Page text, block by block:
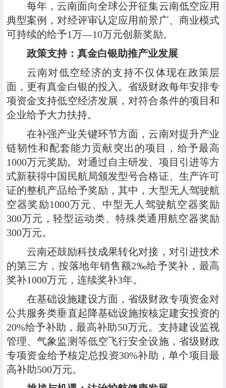
每年，云南面向全球公开征集云南低空应用
典型案例，对经评审认定应用前景广、商业模式
可持续的给予1万—10万元创新奖励。
政策支持：真金白银助推产业发展
云南对低空经济的支持不仅体现在政策层
面，更有真金白银的投入。省级财政每年安排专
项资金支持低空经济发展，对符合条件的项目和
企业给予大力扶持。
在补强产业关键环节方面，云南对提升产业
链韧性和配套能力贡献突出的项目，给予最高
1000万元奖励。对通过自主研发、项目引进等方
式新获得中国民航局颁发型号合格证、生产许可
证的整机产品给予奖励，其中，大型无人驾驶航
空器奖励1000万元、中型无人驾驶航空器奖励
300万元，轻型运动类、特殊类通用航空器奖励
300万元。
云南还鼓励科技成果转化对接，对引进技术
的第三方，按落地年销售额2‰给予奖补，最高
奖补1000万元，连续奖补3年。
在基础设施建设方面，省级财政专项资金对
公共服务类垂直起降基础设施按核定建安投资的
20%给予补助，最高补助50万元。支持建设监视
管理、气象监测等低空飞行安全设施，省级财政
专项资金给予核定总投资30%补助，单个项目最
高补助500万元。